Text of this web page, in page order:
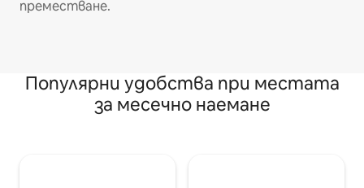
преместване.
Популярни удобства при местата
за месечно наемане